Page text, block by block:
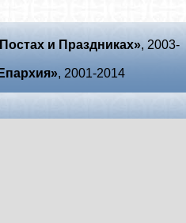
и Праздниках», 2003-
, 2001-2014